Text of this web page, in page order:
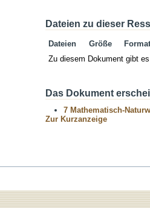
Dateien zu dieser
Dateien Größe
Format
Zu diesem Dokument gibt
Das Dokument
7 Mathematisch-
Zur Kurzanzeige